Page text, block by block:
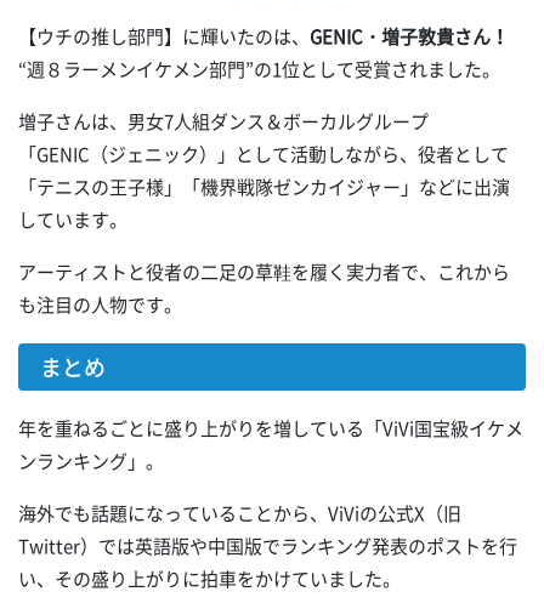
【ウチの推し部門】に輝いたのは、 GENIC・増子敦貴さん！
“週８ラーメンイケメン部門”の1位として受賞されました。
増子さんは、男女7人組ダンス＆ボーカルグループ
「GENIC（ジェニック）」として活動しながら、役者として
「テニスの王子様」「機界戦隊ゼンカイジャー」などに出演
しています。
アーティストと役者の二足の草鞋を履く実力者で、これから
も注目の人物です。
まとめ
年を重ねるごとに盛り上がりを増している「ViVi国宝級イケメ
ンランキング」。
海外でも話題になっていることから、ViViの公式X（旧
Twitter）では英語版や中国版でランキング発表のポストを行
い、その盛り上がりに拍車をかけていました。